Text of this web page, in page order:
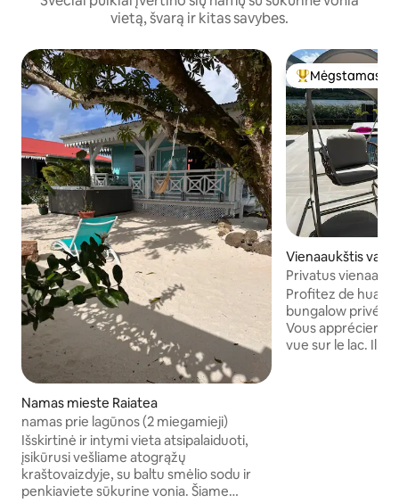
vietą, švarą ir kitas savybes.
Namas mieste Raiatea
namas prie lagūnos (2 miegamieji)
Išskirtinė ir intymi vieta atsipalaiduoti,
įsikūrusi vešliame atogrąžų
kraštovaizdyje, su baltu smėlio sodu ir
penkiaviete sūkurine vonia. Šiame
Svečių
Mėgstamas
Vienaaukštis
Huahine
Privatus
baseinu prie
Profitez de
bungalow privé,
Vous apprécierez
vue sur le lac. Il